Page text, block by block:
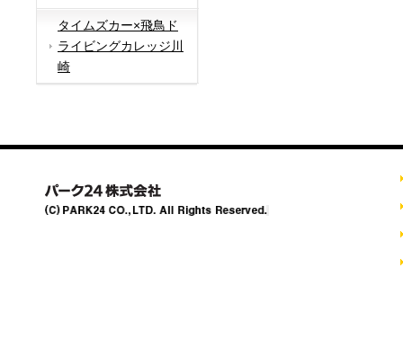
タイムズカー×飛鳥ド
ライビングカレッジ川
崎